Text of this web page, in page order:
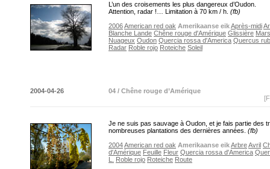
L’un des croisements les plus dangereux d’Oudon.
Attention, radar !… Limitation à 70 km / h. (fb)
2006American red oak Amerikaanse eikAprès-midi
Blanche Lande Chêne rouge d'Amérique Glissière Mars
Nuageux Oudon Quercia rossa d'America Quercus
Radar Roble rojo Roteiche Soleil
2004-04-26
04 / Chêne rouge d’Amérique
Je ne suis pas sauvage à Oudon, et je fais partie des
nombreuses plantations des dernières années. (fb)
2004American red oak Amerikaanse eikArbreAvril
d'Amérique Feuille Fleur Quercia rossa d'America
L.
Roble rojo Roteiche Route